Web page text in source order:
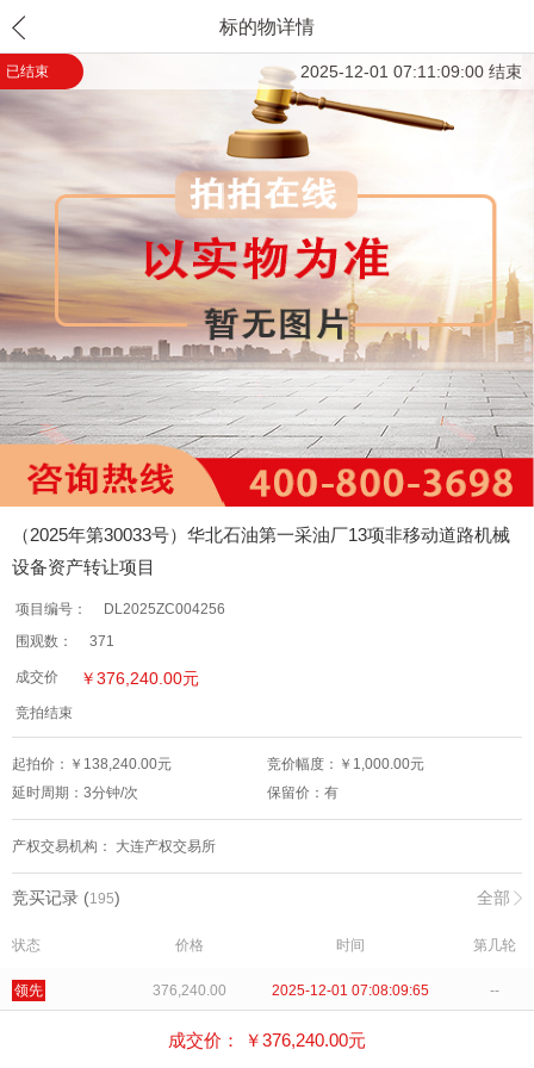
标的物详情
已结束 2025-12-01 07:11:09:00 结束
（2025年第30033号）华北石油第一采油厂13项非移动道路机械
设备资产转让项目
项目编号：
DL2025ZC004256
围观数：
371
成交价 ￥376,240.00元
竞拍结束
起拍价：￥ 138,240.00元 竞价幅度：￥ 1,000.00元
延时周期： 3分钟/次 保留价： 有
产权交易机构： 大连产权交易所
竞买记录 (195) 全部
状态 价格 时间 第几轮
领先 376,240.00 2025-12-01 07:08:09:65 --
375,240.00 2025-12-01 07:08:05:95
成交价： ￥376,240.00元